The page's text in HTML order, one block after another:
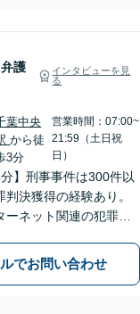
ワーカー兼司法
弁護
インタビューを見
る
葉中央
から徒
3分
営業時間：07:00~
21:59（土日祝
日）
分】刑事事件は300件以
判決獲得の経験あり。
ネット関連の犯罪な
養育費などご相談くだ
ネットトラブル、労働
でお問い合わせ